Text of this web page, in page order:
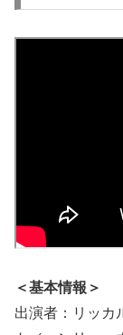
＜基本情報＞
出演者：リッカ